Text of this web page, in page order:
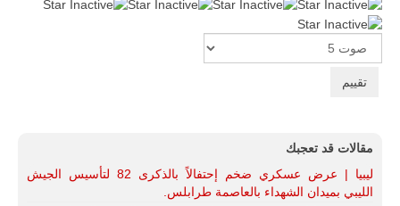
Rate
مقالات قد تعجبك
ليبيا | عرض عسكري ضخم إحتفالاً بالذكرى 82 لتأسيس الجيش
الليبي بميدان الشهداء بالعاصمة طرابلس.